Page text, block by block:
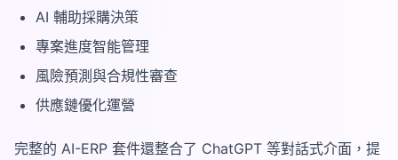
AI 輔助採購決策
專案進度智能管理
風險預測與合規性審查
供應鏈優化運營
完整的 AI-ERP 套件還整合了 ChatGPT 等對話式介面，提